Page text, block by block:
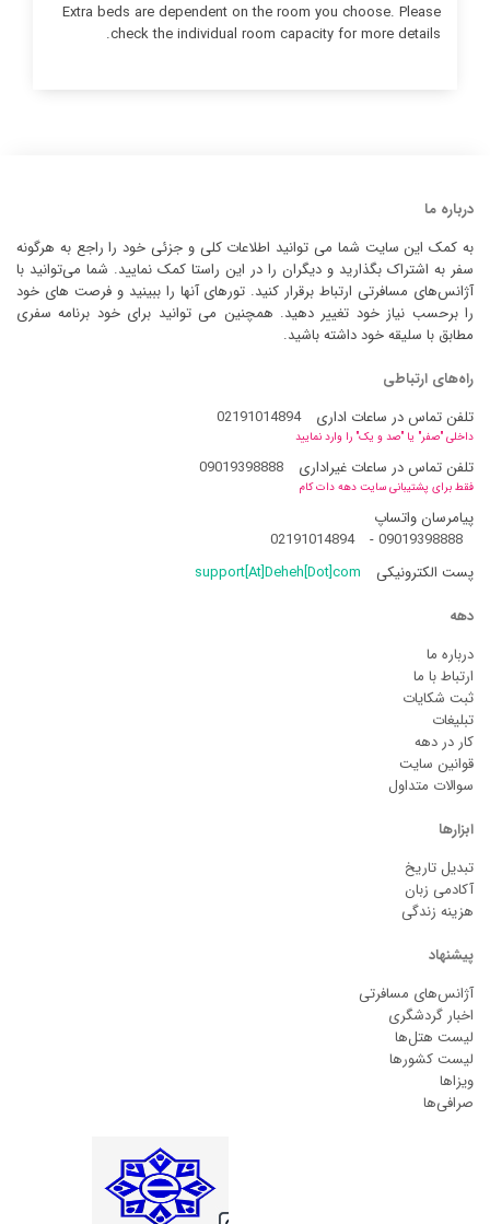
Extra beds are dependent on the room you choose. Please
check the individual room capacity for more details.
درباره ما
به کمک این سایت شما می توانید اطلاعات کلی و جزئی خود را راجع به هرگونه
سفر به اشتراک بگذارید و دیگران را در این راستا کمک نمایید. شما می‌توانید با
آژانس‌های مسافرتی ارتباط برقرار کنید. تورهای آنها را ببینید و فرصت های خود
را برحسب نیاز خود تغییر دهید. همچنین می توانید برای خود برنامه سفری
مطابق با سلیقه خود داشته باشید.
راه‌های ارتباطی
تلفن تماس در ساعات اداری
02191014894
داخلی "صفر" یا "صد و یک" را وارد نمایید
تلفن تماس در ساعات غیراداری 09019398888
فقط برای پشتیبانی سایت دهه دات کام
پیامرسان واتساپ
09019398888
-
02191014894
پست الکترونیکی
support[At]Deheh[Dot]com
دهه
درباره ما
ارتباط با ما
ثبت شکایات
تبلیغات
کار در دهه
قوانین سایت
سوالات متداول
ابزارها
تبدیل تاریخ
آکادمی زبان
هزینه زندگی
پیشنهاد
آژانس‌های مسافرتی
اخبار گردشگری
لیست هتل‌ها
لیست کشورها
ویزاها
صرافی‌ها